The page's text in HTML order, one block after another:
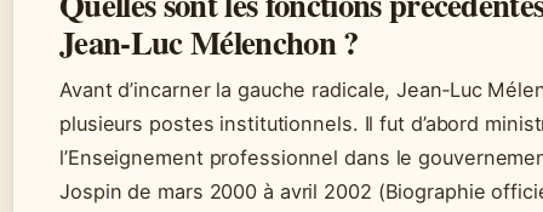
Jean‑Luc Mélenchon ?
Avant d’incarner la gauche radicale, Jean‑Luc
plusieurs postes institutionnels. Il fut d’abord
l’Enseignement professionnel dans le
Jospin de mars 2000 à avril 2002 (Biographie